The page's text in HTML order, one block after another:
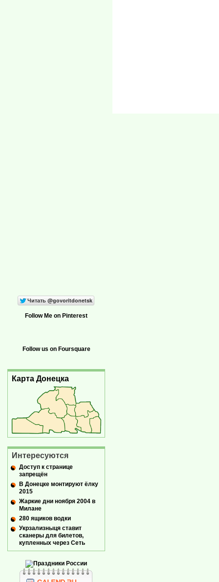
Follow Me on Pinterest
Follow us on Foursquare
Карта Донецка
Интересуются
Доступ к странице
запрещён
В Донецке монтируют ёлку
2015
Жаркие дни ноября 2004 в
Милане
280 ящиков водки
Укрзализныця ставит
сканеры для билетов,
купленных через Сеть